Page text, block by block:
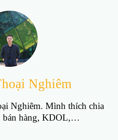
Nghiêm
Nghiêm. Mình thích chia
bán hàng, KDOL,…